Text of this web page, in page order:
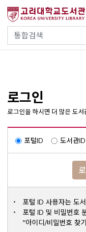
건
통합검색
사이트내 검색
로그인
로그인을 하시면 더 많은 도
포털ID 도서관
포털 ID 사용자는 도
포털 ID 및 비밀번호
"아이디/비밀번호 찾